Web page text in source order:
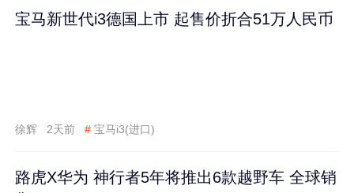
宝马新世代i3德国上市 起售价折合51万人民币
徐辉 2天前 # 宝马i3(进口)
路虎X华为 神行者5年将推出6款越野车 全球销